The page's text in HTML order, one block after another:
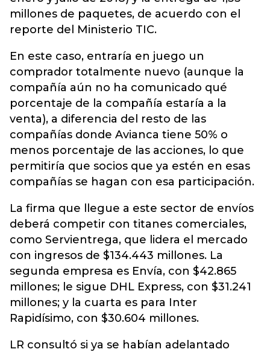
millones de paquetes, de acuerdo con el
reporte del Ministerio TIC.
En este caso, entraría en juego un
comprador totalmente nuevo (aunque la
compañía aún no ha comunicado qué
porcentaje de la compañía estaría a la
venta), a diferencia del resto de las
compañías donde Avianca tiene 50% o
menos porcentaje de las acciones, lo que
permitiría que socios que ya estén en esas
compañías se hagan con esa participación.
La firma que llegue a este sector de envíos
deberá competir con titanes comerciales,
como Servientrega, que lidera el mercado
con ingresos de $134.443 millones. La
segunda empresa es Envía, con $42.865
millones; le sigue DHL Express, con $31.241
millones; y la cuarta es para Inter
Rapidísimo, con $30.604 millones.
LR consultó si ya se habían adelantado